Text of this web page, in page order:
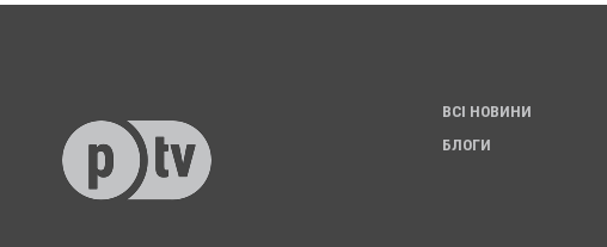
ВСІ НОВИНИ
БЛОГИ